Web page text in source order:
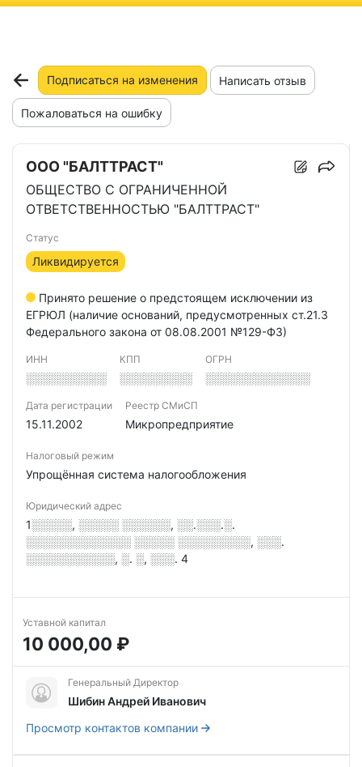
Подписаться на изменения Написать отзыв
Пожаловаться на ошибку
ООО "БАЛТТРАСТ"
ОБЩЕСТВО С ОГРАНИЧЕННОЙ
ОТВЕТСТВЕННОСТЬЮ "БАЛТТРАСТ"
Статус
Ликвидируется
Принято решение о предстоящем исключении из
ЕГРЮЛ (наличие оснований, предусмотренных ст.21.3
Федерального закона от 08.08.2001 №129-ФЗ)
ИНН
░░░░░░░░░░
КПП
░░░░░░░░░
ОГРН
░░░░░░░░░░░░░
Дата регистрации
15.11.2002
Реестр СМиСП
Микропредприятие
Налоговый режим
Упрощённая система налогообложения
Юридический адрес
1░░░░░, ░░░░░ ░░░░░░, ░░.░░░.░.
░░░░░░░░░░░░░ ░░░░░ ░░░░░░░░░, ░░░.
░░░░░░░░░░░, ░. ░, ░░░. 4
Уставной капитал
10 000,00 ₽
Генеральный Директор
Шибин Андрей Иванович
Просмотр контактов компании